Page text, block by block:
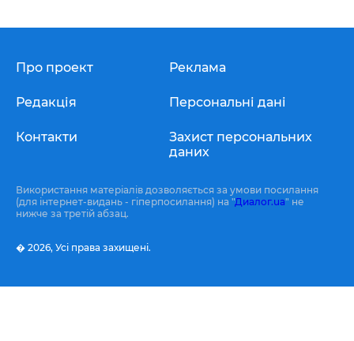
Про проект
Редакція
Контакти
Реклама
Персональні дані
Захист персональних
даних
Використання матеріалів дозволяється за умови посилання
(для інтернет-видань - гіперпосилання) на "Диалог.ua" не
нижче за третій абзац.
� 2026, Усі права захищені.